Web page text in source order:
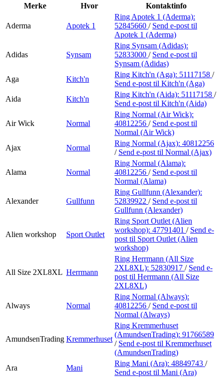
Åpningstider
Praktisk informasjon
Magasin
Finn frem
Merke
Hvor Kontaktinfo
Aderma Apotek 1
Ring Apotek 1 (Aderma):
52845660 / Send e-post til
Apotek 1 (Aderma)
Adidas Synsam
Ring Synsam (Adidas):
52833000 / Send e-post til
Synsam (Adidas)
Aga
Kitch'n
Ring Kitch'n (Aga): 51117158 /
Send e-post til Kitch'n (Aga)
Aida
Kitch'n
Ring Kitch'n (Aida): 51117158 /
Send e-post til Kitch'n (Aida)
Air Wick Normal
Ring Normal (Air Wick):
40812256 / Send e-post til
Normal (Air Wick)
Ajax
Normal
Ring Normal (Ajax): 40812256
/ Send e-post til Normal (Ajax)
Alama Normal
Ring Normal (Alama):
40812256 / Send e-post til
Normal (Alama)
Alexander Gullfunn
Ring Gullfunn (Alexander):
52839922 / Send e-post til
Gullfunn (Alexander)
Alien workshop Sport Outlet
Ring Sport Outlet (Alien
workshop): 47791401 / Send e-
post til Sport Outlet (Alien
workshop)
All Size 2XL8XL Herrmann
Ring Herrmann (All Size
2XL8XL): 52830917 / Send e-
post til Herrmann (All Size
2XL8XL)
Always Normal
Ring Normal (Always):
40812256 / Send e-post til
Normal (Always)
AmundsenTrading Kremmerhuset
Ring Kremmerhuset
(AmundsenTrading): 91766589
/ Send e-post til Kremmerhuset
(AmundsenTrading)
Ara
Mani
Ring Mani (Ara): 48849743 /
Send e-post til Mani (Ara)